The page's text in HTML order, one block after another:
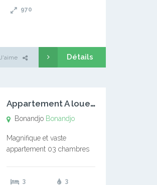
l’Université Catholique –
970
J'aime Détails
A
ppartement A louer Bonandjo
Bonandjo Bonandjo
Magnifique et vaste
appartement 03 chambres
douches 01 vaste salon 01
3
3